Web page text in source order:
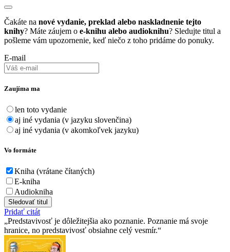
Čakáte na nové vydanie, preklad alebo naskladnenie tejto
knihy? Máte záujem o e-knihu alebo audioknihu? Sledujte titul a
pošleme vám upozornenie, keď niečo z toho pridáme do ponuky.
E-mail
Zaujíma ma
len toto vydanie
aj iné vydania (v jazyku slovenčina)
aj iné vydania (v akomkoľvek jazyku)
Vo formáte
Kniha (vrátane čítaných)
E-kniha
Audiokniha
Sledovať titul
Pridať citát
Predstavivosť je dôležitejšia ako poznanie. Poznanie má svoje
hranice, no predstavivosť obsiahne celý vesmír.